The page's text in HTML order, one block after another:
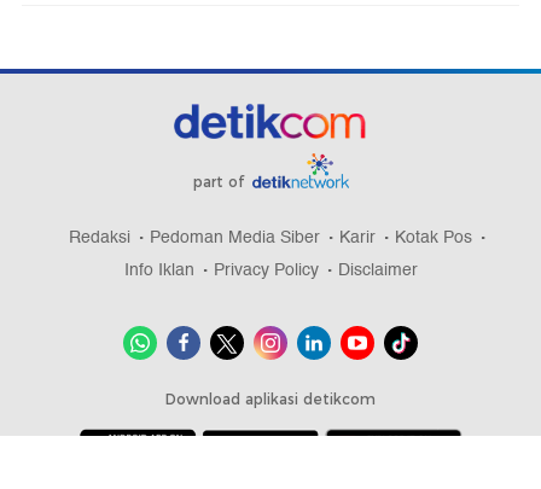
part of
Redaksi Pedoman Media Siber Karir
Kotak Pos
Info Iklan
Privacy Policy Disclaimer
Download aplikasi detikcom